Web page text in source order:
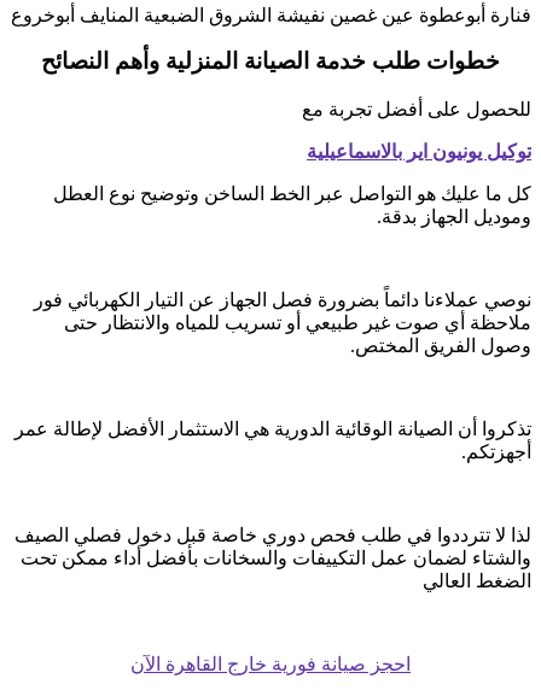
فنارة أبوعطوة عين غصين نفيشة الشروق الضبعية المنايف أبوخروع
خطوات طلب خدمة الصيانة المنزلية وأهم النصائح
للحصول على أفضل تجربة مع
توكيل يونيون اير بالاسماعيلية
كل ما عليك هو التواصل عبر الخط الساخن وتوضيح نوع العطل
وموديل الجهاز بدقة.
نوصي عملاءنا دائماً بضرورة فصل الجهاز عن التيار الكهربائي فور
ملاحظة أي صوت غير طبيعي أو تسريب للمياه والانتظار حتى
وصول الفريق المختص.
تذكروا أن الصيانة الوقائية الدورية هي الاستثمار الأفضل لإطالة عمر
أجهزتكم.
لذا لا تترددوا في طلب فحص دوري خاصة قبل دخول فصلي الصيف
والشتاء لضمان عمل التكييفات والسخانات بأفضل أداء ممكن تحت
الضغط العالي
احجز صيانة فورية خارج القاهرة الآن